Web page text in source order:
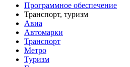
Программное обеспечение
Транспорт, туризм
Авиа
Автомарки
Транспорт
Метро
Туризм